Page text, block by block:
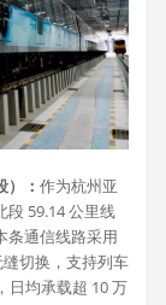
： 作为杭州亚
段 59.14 公里线
条通信线路采用
切换，支持列车
日均承载超 10 万